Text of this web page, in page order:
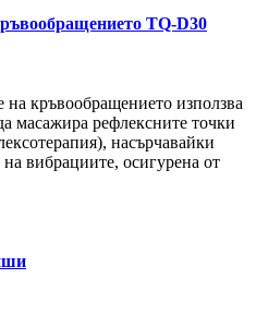
TQ-D30
кръвообращението използва
масажира рефлексните точки
насърчавайки
вибрациите, осигурена от